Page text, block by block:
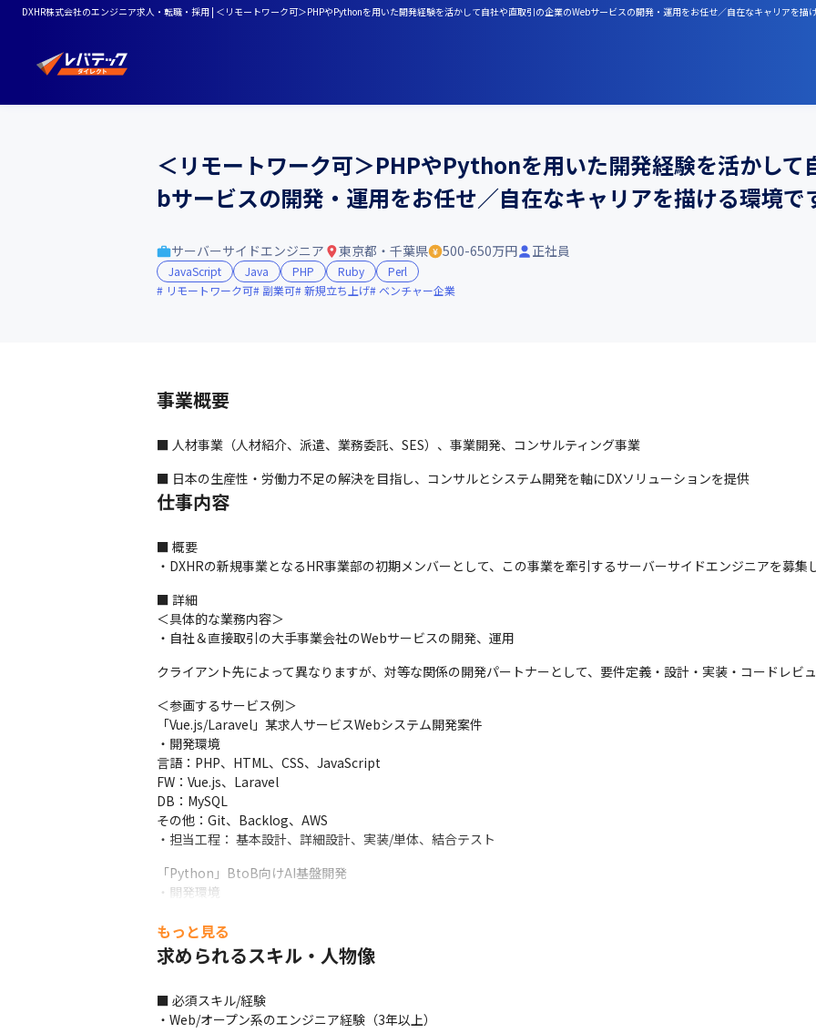
DXHR株式会社のエンジニア求人・転職・採用 | ＜リモートワーク可＞PHPやPythonを用いた開発経験を活かして自社や直取引の企業のWebサービスの開発・運用をお任せ／自在なキャリアを描
＜リモートワーク可＞PHPやPythonを用いた開発経験を活かして
bサービスの開発・運用をお任せ／自在なキャリアを描ける環境で
サーバーサイドエンジニア 東京都・千葉県 500-650万円 正社員
JavaScript Java PHP Ruby
Perl
リモートワーク可
副業可 新規立ち上げ ベンチャー企業
事業概要
■ 人材事業（人材紹介、派遣、業務委託、SES）、事業開発、コンサルティング事業
■ 日本の生産性・労働力不足の解決を目指し、コンサルとシステム開発を軸にDXソリューションを提供
仕事内容
■ 概要
・DXHRの新規事業となるHR事業部の初期メンバーとして、この事業を牽引するサーバーサイドエンジニアを募集
■ 詳細
＜具体的な業務内容＞
・自社＆直接取引の大手事業会社のWebサービスの開発、運用
クライアント先によって異なりますが、対等な関係の開発パートナーとして、要件定義・設計・実装・コードレビ
＜参画するサービス例＞
「Vue.js/Laravel」某求人サービスWebシステム開発案件
・開発環境
言語：PHP、HTML、CSS、JavaScript
FW：Vue.js、Laravel
DB：MySQL
その他：Git、Backlog、AWS
・担当工程： 基本設計、詳細設計、実装/単体、結合テスト
「Python」BtoB向けAI基盤開発
・開発環境
FW：TypeScript
DB：MySQL
その他：Docker、Git、Backlog、AWS
＜DXHRだけの特別な案件＞
もっと見る
求められるスキル・人物像
■ 必須スキル/経験
・Web/オープン系のエンジニア経験（3年以上）